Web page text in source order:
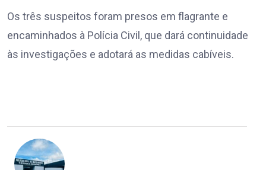
Os três suspeitos foram presos em flagrante e
encaminhados à Polícia Civil, que dará continuidade
às investigações e adotará as medidas cabíveis.